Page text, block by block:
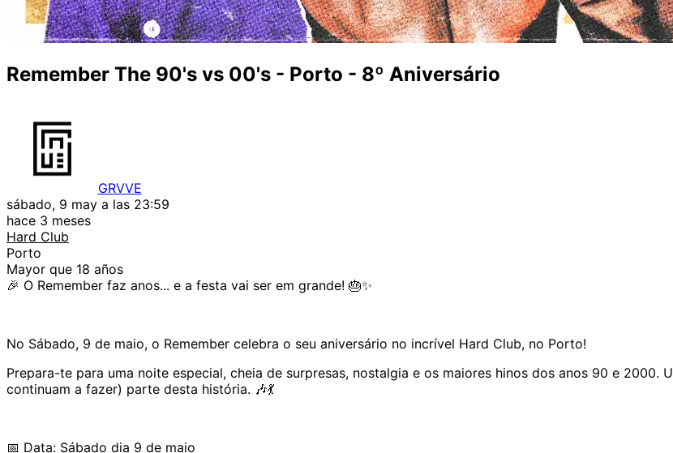
Remember The 90's vs 00's - Porto - 8º Aniversário
GRVVE
sábado, 9 may a las 23:59
hace 3 meses
Hard Club
Porto
Mayor que 18 años
🎉 O Remember faz anos... e a festa vai ser em grande! 🎂✨
No Sábado, 9 de maio, o Remember celebra o seu aniversário no incrível Hard Club, no Porto!
Prepara-te para uma noite especial, cheia de surpresas, nostalgia e os maiores hinos dos anos 90 e
continuam a fazer) parte desta história. 🎶💃
📅 Data: Sábado dia 9 de maio